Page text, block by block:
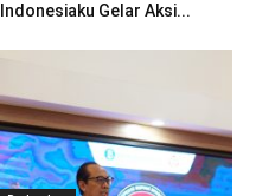
Indonesiaku Gelar Aksi...